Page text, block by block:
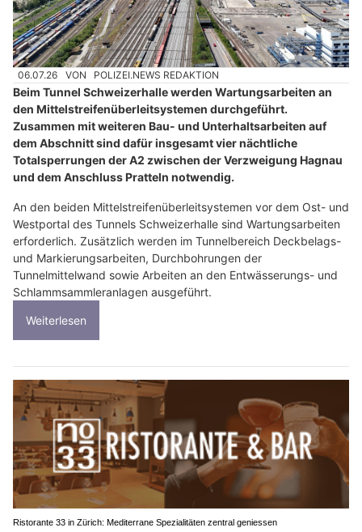
06.07.26 VON POLIZEI.NEWS REDAKTION
Beim Tunnel Schweizerhalle werden Wartungsarbeiten an
den Mittelstreifenüberleitsystemen durchgeführt.
Zusammen mit weiteren Bau- und Unterhaltsarbeiten auf
dem Abschnitt sind dafür insgesamt vier nächtliche
Totalsperrungen der A2 zwischen der Verzweigung Hagnau
und dem Anschluss Pratteln notwendig.
An den beiden Mittelstreifenüberleitsystemen vor dem Ost- und
Westportal des Tunnels Schweizerhalle sind Wartungsarbeiten
erforderlich. Zusätzlich werden im Tunnelbereich Deckbelags-
und Markierungsarbeiten, Durchbohrungen der
Tunnelmittelwand sowie Arbeiten an den Entwässerungs- und
Schlammsammleranlagen ausgeführt.
Weiterlesen
Ristorante 33 in Zürich: Mediterrane Spezialitäten zentral geniessen